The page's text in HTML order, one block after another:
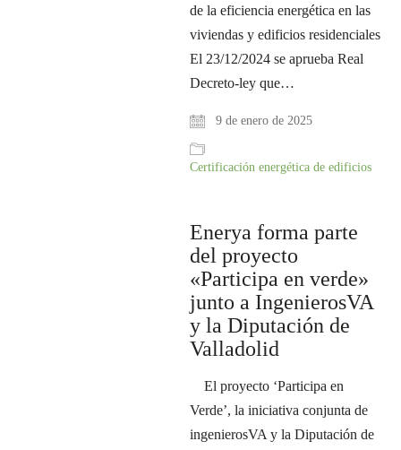
de la eficiencia energética en las
viviendas y edificios residenciales
El 23/12/2024 se aprueba Real
Decreto-ley que…
9 de enero de 2025
Certificación energética de edificios
Enerya forma parte
del proyecto
«Participa en verde»
junto a IngenierosVA
y la Diputación de
Valladolid
El proyecto ‘Participa en
Verde’, la iniciativa conjunta de
ingenierosVA y la Diputación de